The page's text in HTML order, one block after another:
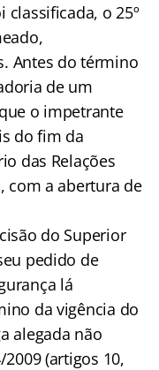
o 25º
Antes do término
de um
o impetrante
do fim da
das Relações
com a abertura de
do Superior
pedido de
lá
da vigência do
alegada não
(artigos 10,